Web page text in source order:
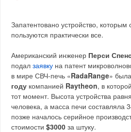
Запатентовано устройство,
пользуются практически все.
Американский инженер Перси
подалзаявку на патент
в мире СВЧ-печь «RadaRange»
году компанией Raytheon, в
тот момент. Высота устройства
человека, а масса печи составляла
позже началось серийное
стоимости$3000 за штуку.